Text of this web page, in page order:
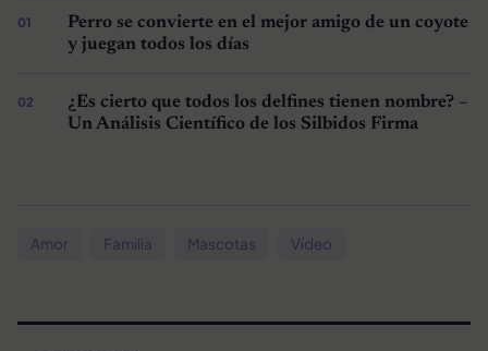
Perro se convierte en el mejor amigo de un coyote
y juegan todos los días
¿Es cierto que todos los delfines tienen nombre? –
Un Análisis Científico de los Silbidos Firma
Amor Familia Mascotas Vídeo